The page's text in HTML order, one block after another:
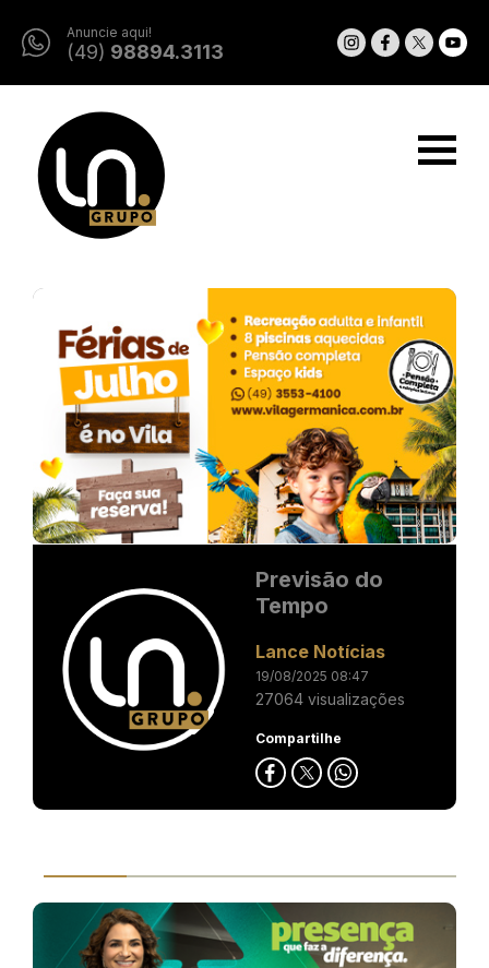
Anuncie aqui!
(49) 98894.3113
Previsão do
Tempo
Lance Notícias
19/08/2025 08:47
27064 visualizações
Compartilhe